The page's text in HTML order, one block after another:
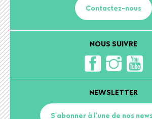
Contactez-nous
NOUS SUIVRE
NEWSLETTER
S'abonner à l'une de nos